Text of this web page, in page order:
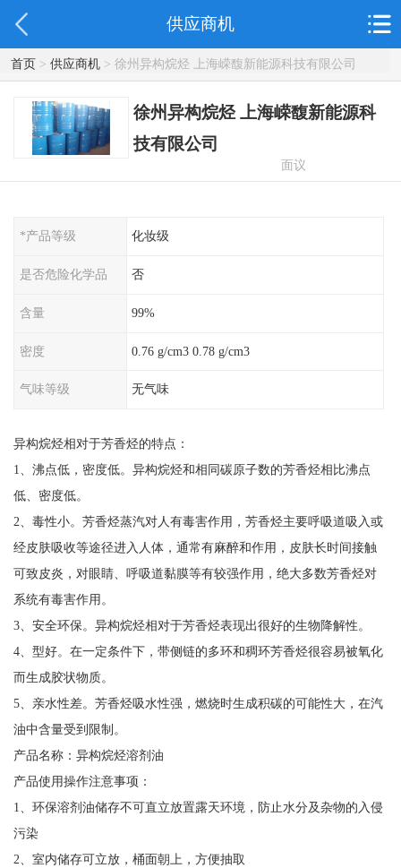
供应商机
首页> 供应商机> 徐州异构烷烃 上海嵘馥新能源科技有限公司
徐州异构烷烃 上海嵘馥新能源科
技有限公司
面议
*产品等级 化妆级
是否危险化学品 否
含量 99%
密度 0.76 g/cm3 0.78 g/cm3
气味等级 无气味
异构烷烃相对于芳香烃的特点：
1、沸点低，密度低。异构烷烃和相同碳原子数的芳香烃相比沸点
低、密度低。
2、毒性小。芳香烃蒸汽对人有毒害作用，芳香烃主要呼吸道吸入或
经皮肤吸收等途径进入人体，通常有麻醉和作用，皮肤长时间接触
可致皮炎，对眼睛、呼吸道黏膜等有较强作用，绝大多数芳香烃对
系统有毒害作用。
3、安全环保。异构烷烃相对于芳香烃表现出很好的生物降解性。
4、型好。在一定条件下，带侧链的多环和稠环芳香烃很容易被氧化
而生成胶状物质。
5、亲水性差。芳香烃吸水性强，燃烧时生成积碳的可能性大，在汽
油中含量受到限制。
产品名称：异构烷烃溶剂油
产品使用操作注意事项：
1、环保溶剂油储存不可直立放置露天环境，防止水分及杂物的入侵
污染
2、室内储存可立放，桶面朝上，方便抽取